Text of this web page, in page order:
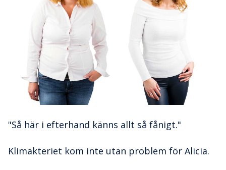
"Så här i efterhand känns allt så fånigt."
Klimakteriet kom inte utan problem för Alicia.